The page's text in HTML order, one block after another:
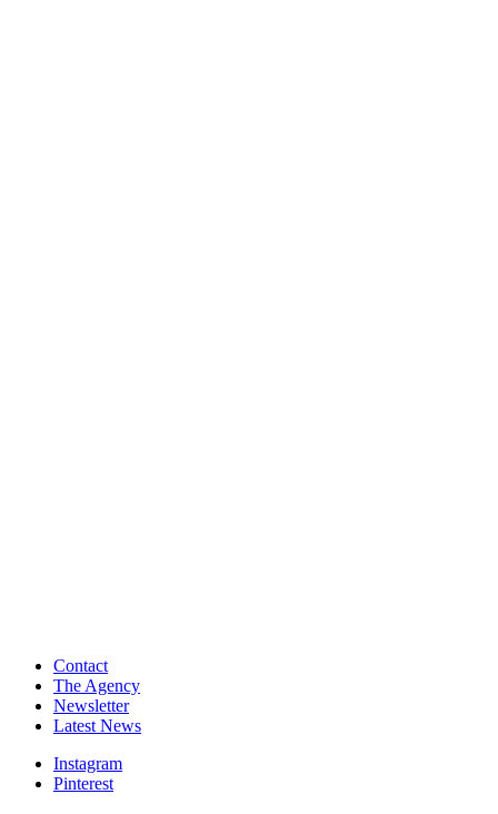
Contact
The Agency
Newsletter
Latest News
Instagram
Pinterest